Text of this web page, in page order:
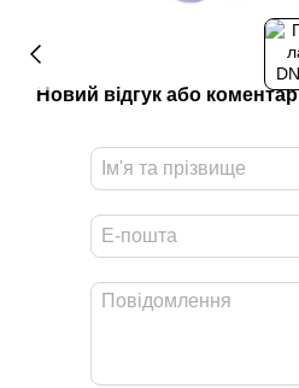
Новий відгук або коментар